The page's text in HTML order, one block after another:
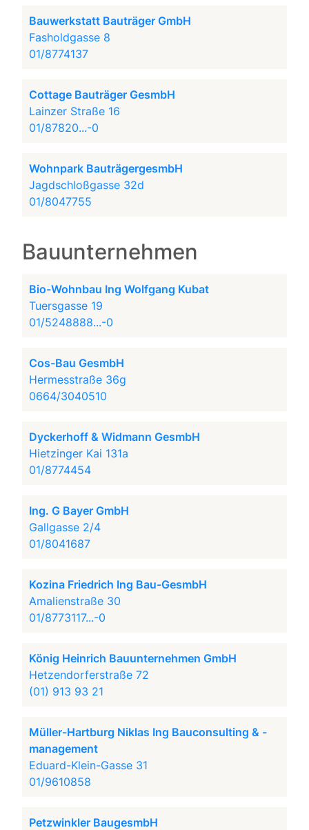
Bauwerkstatt Bauträger GmbH
Fasholdgasse 8
01/8774137
Cottage Bauträger GesmbH
Lainzer Straße 16
01/87820...-0
Wohnpark BauträgergesmbH
Jagdschloßgasse 32d
01/8047755
Bauunternehmen
Bio-Wohnbau Ing Wolfgang Kubat
Tuersgasse 19
01/5248888...-0
Cos-Bau GesmbH
Hermesstraße 36g
0664/3040510
Dyckerhoff & Widmann GesmbH
Hietzinger Kai 131a
01/8774454
Ing. G Bayer GmbH
Gallgasse 2/4
01/8041687
Kozina Friedrich Ing Bau-GesmbH
Amalienstraße 30
01/8773117...-0
König Heinrich Bauunternehmen GmbH
Hetzendorferstraße 72
(01) 913 93 21
Müller-Hartburg Niklas Ing Bauconsulting & -
management
Eduard-Klein-Gasse 31
01/9610858
Petzwinkler BaugesmbH